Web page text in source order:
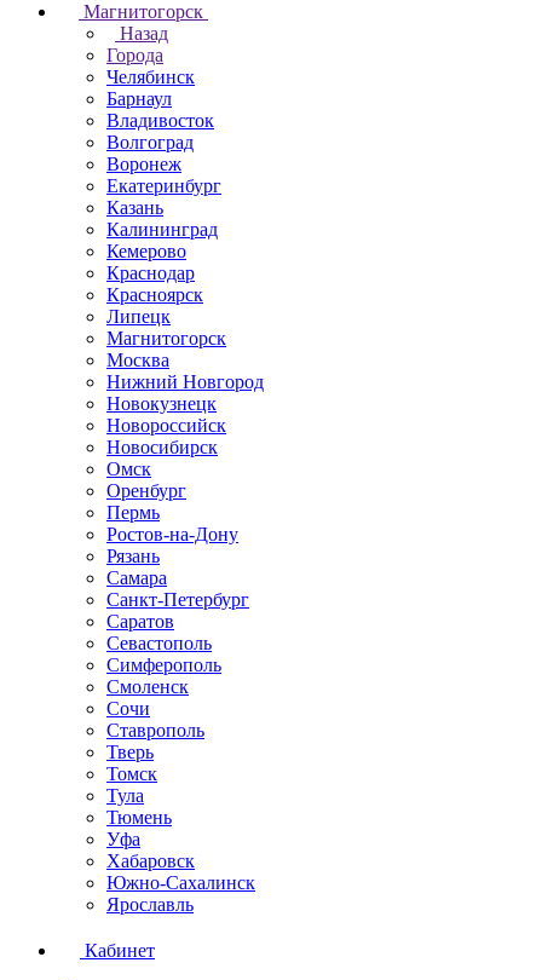
Магнитогорск
Назад
Города
Челябинск
Барнаул
Владивосток
Волгоград
Воронеж
Екатеринбург
Казань
Калининград
Кемерово
Краснодар
Красноярск
Липецк
Магнитогорск
Москва
Нижний Новгород
Новокузнецк
Новороссийск
Новосибирск
Омск
Оренбург
Пермь
Ростов-на-Дону
Рязань
Самара
Санкт-Петербург
Саратов
Севастополь
Симферополь
Смоленск
Сочи
Ставрополь
Тверь
Томск
Тула
Тюмень
Уфа
Хабаровск
Южно-Сахалинск
Ярославль
Кабинет